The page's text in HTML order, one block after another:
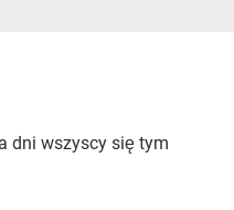
dni wszyscy się tym